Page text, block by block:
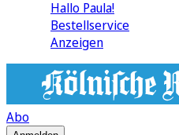
Hallo Paula!
Bestellservice
Anzeigen
Abo